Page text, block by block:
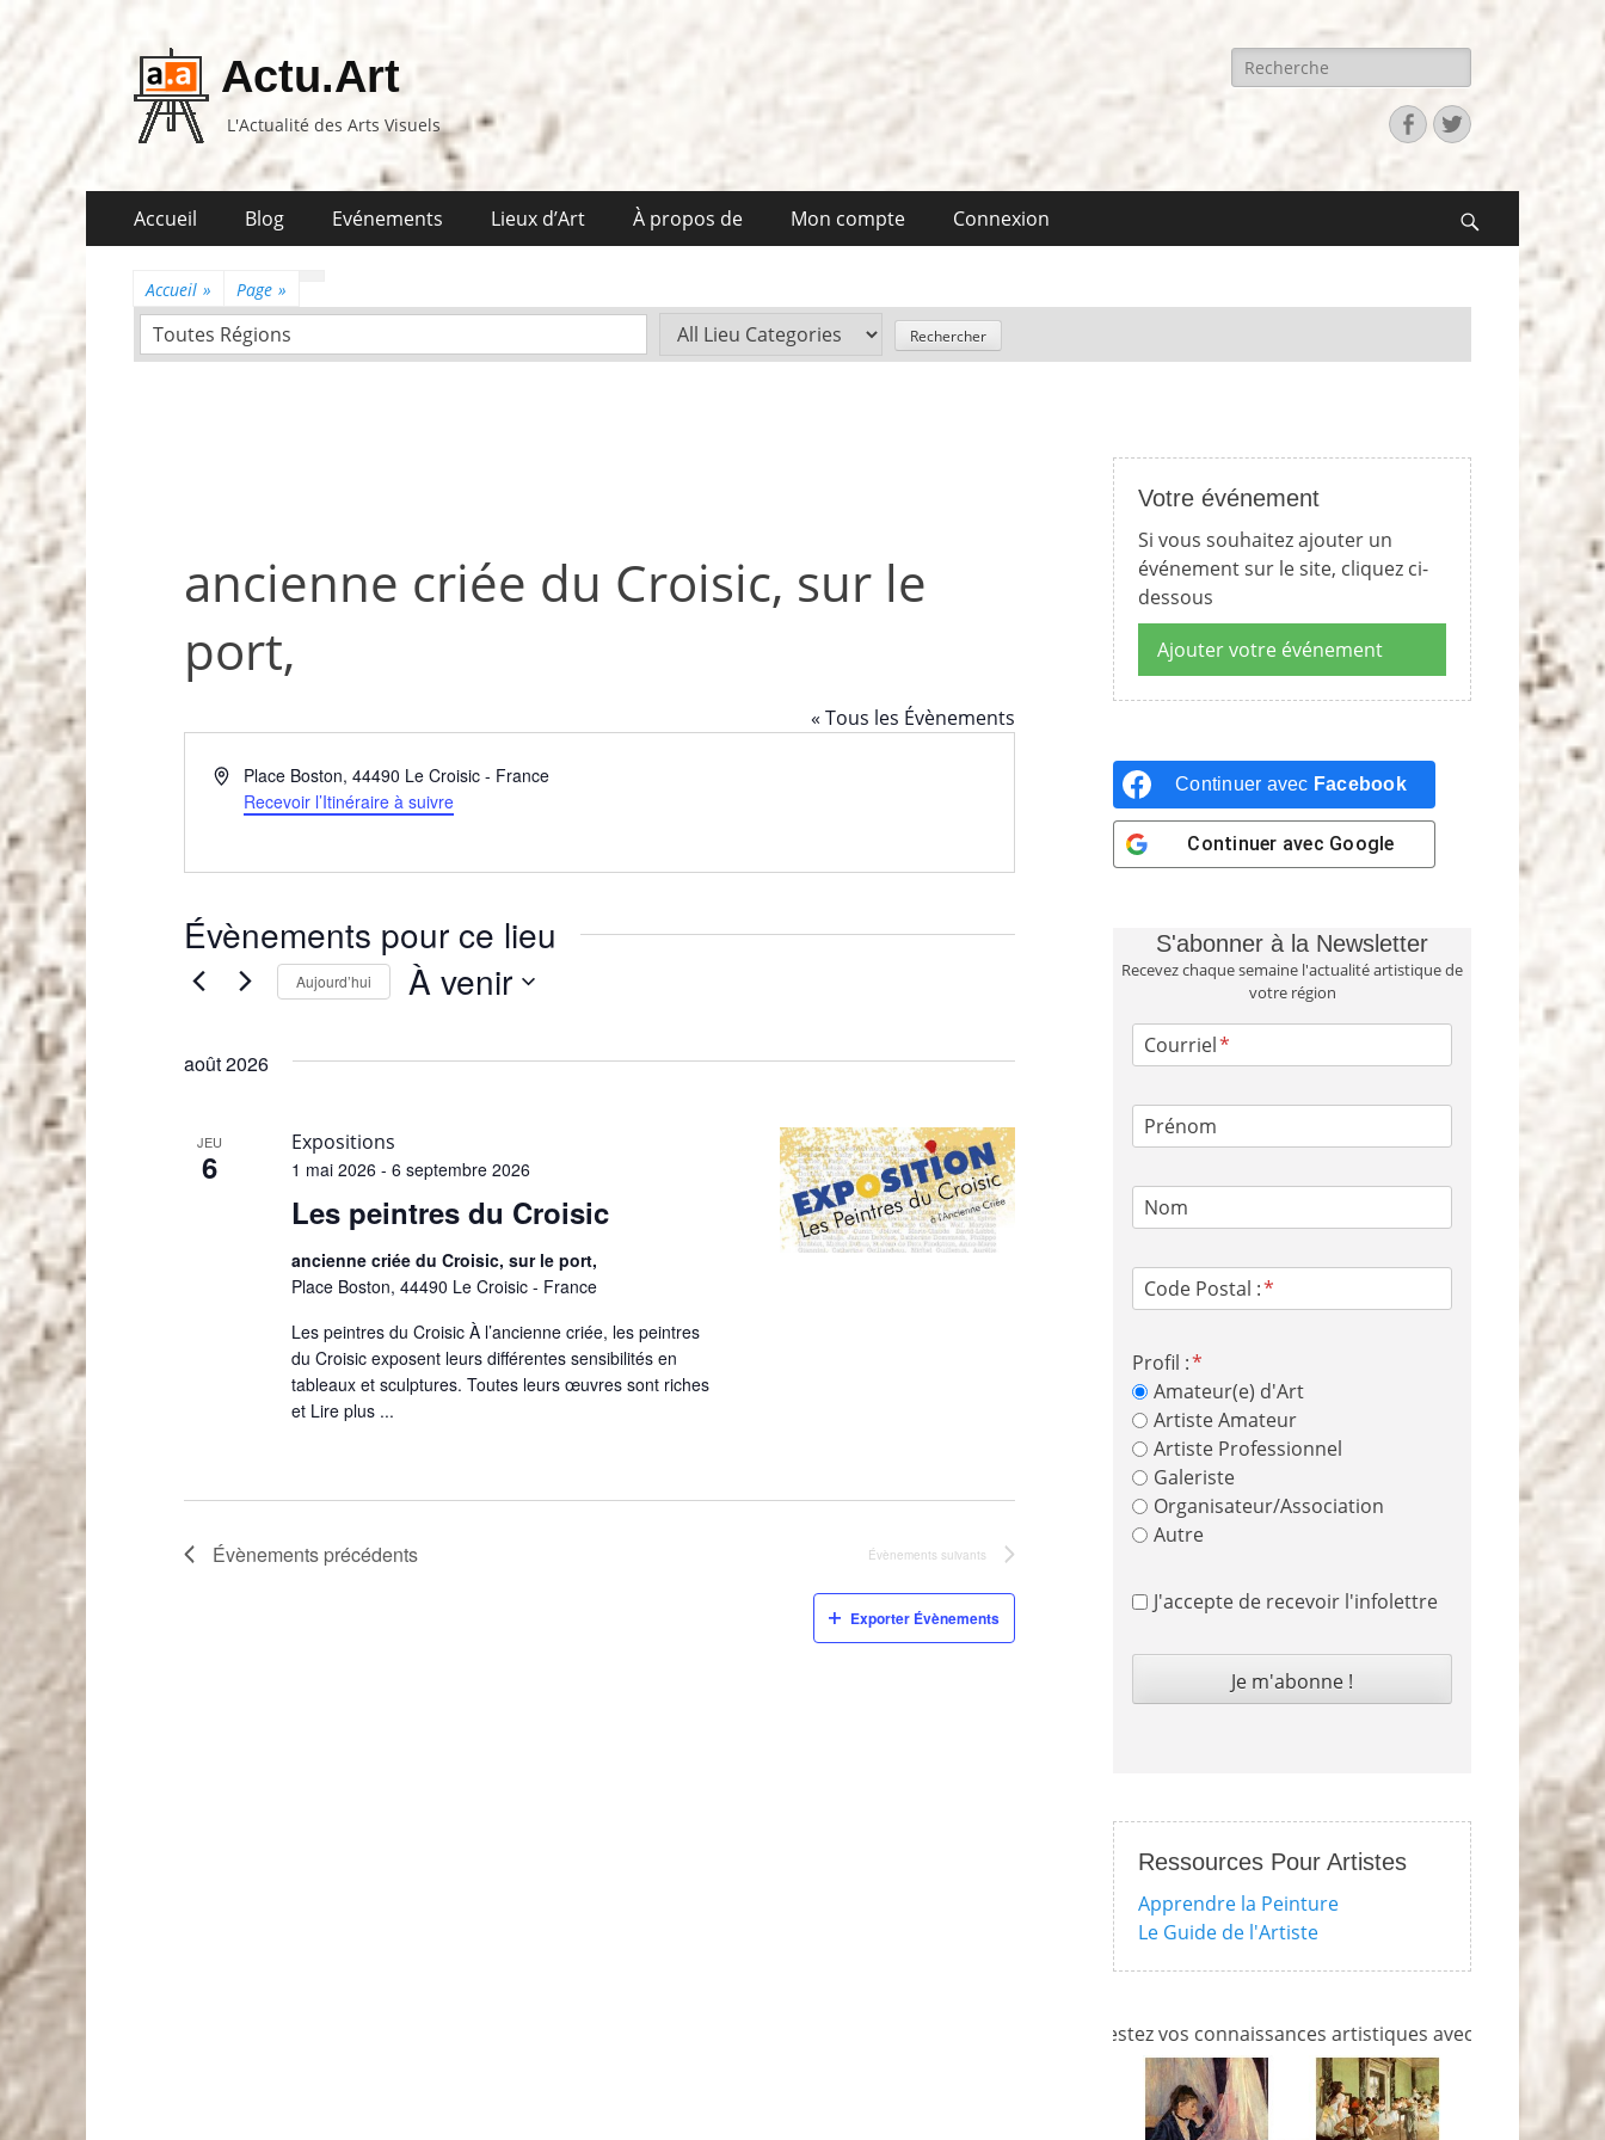
Actu.Art
L'Actualité des Arts Visuels
Recherche
pour:
Facebook
Twitter
Premier
menu
Accueil Blog Evénements Lieux d’Art À propos de Mon compte Connexion
Accueil » Page »
Toutes Régions
ancienne criée du Croisic, sur le
port,
« Tous les Évènements
A
s
e
Place Boston,44490 Le Croisic- France
Recevoir l’Itinéraire à suivre
Évènements pour ce lieu
Aujourd’hui À venir
t
o
n
z
u
n
t
.
août 2026
JEU
6 1 mai 2026 - 6 septembre 2026
Les peintres du Croisic
Expositions
ancienne criée du Croisic, sur le port,
Place Boston, 44490 Le Croisic - France
Les peintres du Croisic À l’ancienne criée, les peintres
du Croisic exposent leurs différentes sensibilités en
tableaux et sculptures. Toutes leurs œuvres sont riches
et Lire plus ...
Évènements précédents Évènements suivants
Exporter Évènements
Votre événement
Si vous souhaitez ajouter un
événement sur le site, cliquez ci-
dessous
Ajouter votre événement
Continuer avec Facebook
Continuer avec Google
S'abonner à la Newsletter
Recevez chaque semaine l'actualité artistique de
votre région
Courriel
Prénom
Nom
Code Postal :
Profil :
Amateur(e) d'Art
Artiste Amateur
Artiste Professionnel
Galeriste
Organisateur/Association
Autre
J'accepte de recevoir l'infolettre
Ressources Pour Artistes
Apprendre la Peinture
Le Guide de l'Artiste
Testez vos connaissances artistiques avec nos quizzes sur